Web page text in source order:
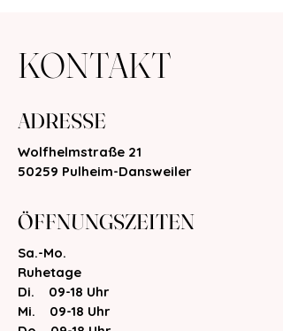
KONTAKT
ADRESSE
Wolfhelmstraße 21
50259 Pulheim-Dansweiler
ÖFFNUNGSZEITEN
Sa.-Mo.
Ruhetage
Di. 09-18 Uhr
Mi. 09-18 Uhr